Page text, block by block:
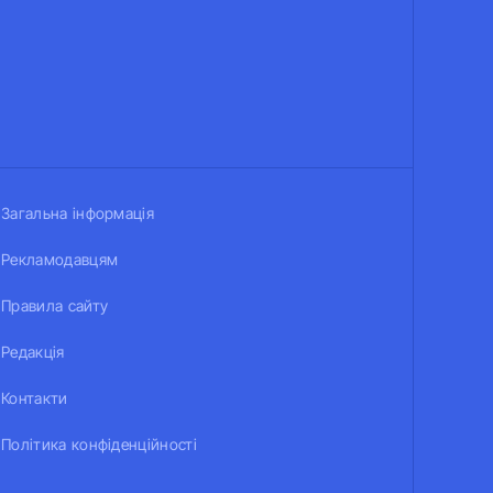
Загальна інформація
Рекламодавцям
Правила сайту
Редакція
Контакти
Політика конфіденційності